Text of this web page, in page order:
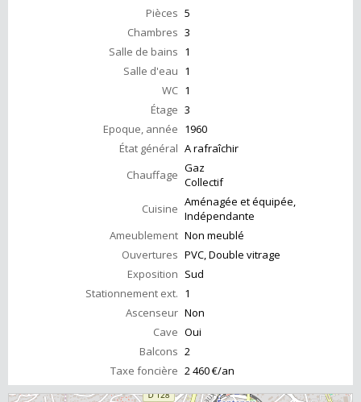
Pièces 5
Chambres 3
Salle de bains 1
Salle d'eau 1
WC 1
Étage 3
Epoque, année 1960
État général A rafraîchir
Chauffage Gaz
Collectif
Cuisine Aménagée et équipée,
Indépendante
Ameublement Non meublé
Ouvertures PVC, Double vitrage
Exposition Sud
Stationnement ext. 1
Ascenseur Non
Cave Oui
Balcons 2
Taxe foncière 2 460 €/an